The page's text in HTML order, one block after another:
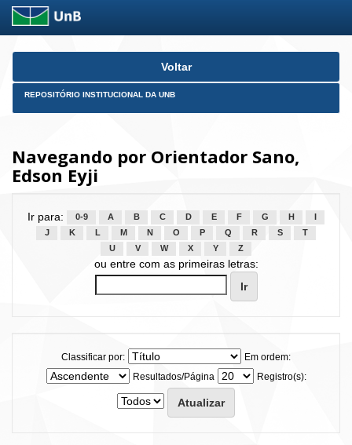
Skip
Voltar
REPOSITÓRIO INSTITUCIONAL DA UNB
Navegando por Orientador Sano,
Edson Eyji
Ir para: 0-9 A B C D E F G H
J
K L M N O P Q R S
T
U
V W X Y Z
ou entre com as primeiras letras:
Classificar por:
Em ordem:
Resultados/Página
Registro(s):